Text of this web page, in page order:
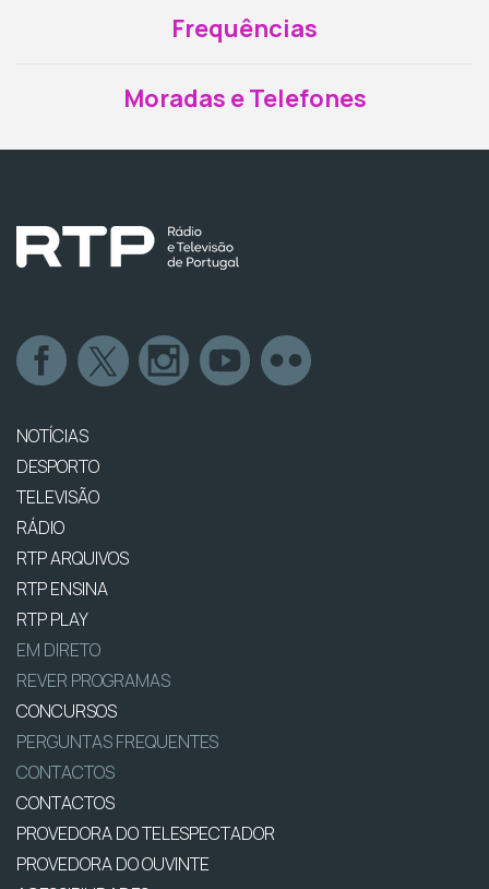
Frequências
Moradas e Telefones
NOTÍCIAS
DESPORTO
TELEVISÃO
RÁDIO
RTP ARQUIVOS
RTP ENSINA
RTP PLAY
EM DIRETO
REVER PROGRAMAS
CONCURSOS
PERGUNTAS FREQUENTES
CONTACTOS
CONTACTOS
PROVEDORA DO TELESPECTADOR
PROVEDORA DO OUVINTE